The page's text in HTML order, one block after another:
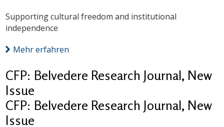
Supporting cultural freedom and institutional
independence
Mehr erfahren
CFP: Belvedere Research Journal, New
Issue
CFP: Belvedere Research Journal, New
Issue